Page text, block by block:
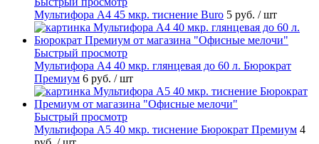
Мультифора А4 45 мкр. тиснение Buro 5 руб. / шт
Быстрый просмотр
Мультифора А4 40 мкр. глянцевая до 60 л. Бюрократ
Премиум 6 руб. / шт
Быстрый просмотр
Мультифора А5 40 мкр. тиснение Бюрократ Премиум 4